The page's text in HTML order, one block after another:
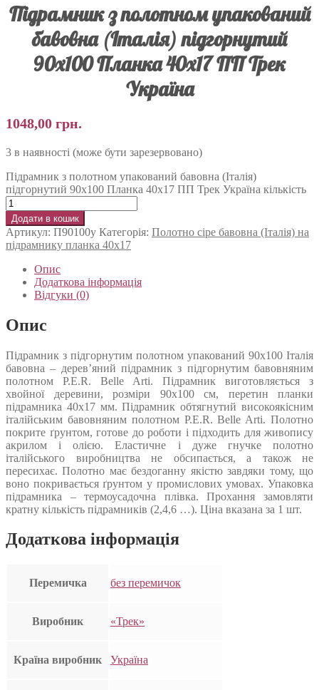
Підрамник з полотном упакований
бавовна (Італія) підгорнутий
90х100 Планка 40х17 ПП Трек
Україна
1048,00 грн.
3 в наявності (може бути зарезервовано)
Підрамник з полотном упакований бавовна (Італія)
підгорнутий 90х100 Планка 40х17 ПП Трек Україна кількість
Додати в кошик
Артикул: П90100у Категорія: Полотно сіре бавовна (Італія) на
підрамнику планка 40х17
Опис
Додаткова інформація
Відгуки (0)
Опис
Підрамник з підгорнутим полотном упакований 90х100 Італія
бавовна – дерев’яний підрамник з підгорнутим бавовняним
полотном P.E.R. Belle Arti. Підрамник виготовляється з
хвойної деревини, розміри 90х100 см, перетин планки
підрамника 40х17 мм. Підрамник обтягнутий високоякісним
італійським бавовняним полотном P.E.R. Belle Arti. Полотно
покрите ґрунтом, готове до роботи і підходить для живопису
акрилом і олією. Еластичне і дуже гнучке полотно
італійського виробництва не обсипається, а також не
пересихає. Полотно має бездоганну якістю завдяки тому, що
воно покривається ґрунтом у промислових умовах. Упаковка
підрамника – термоусадочна плівка. Прохання замовляти
кратну кількість підрамників (2,4,6 …). Ціна вказана за 1 шт.
Додаткова інформація
Перемичка без перемичок
Виробник «Трек»
Країна виробник Україна